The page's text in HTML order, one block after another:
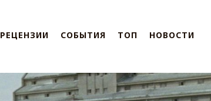
РЕЦЕНЗИИ СОБЫТИЯ ТОП НОВОСТИ